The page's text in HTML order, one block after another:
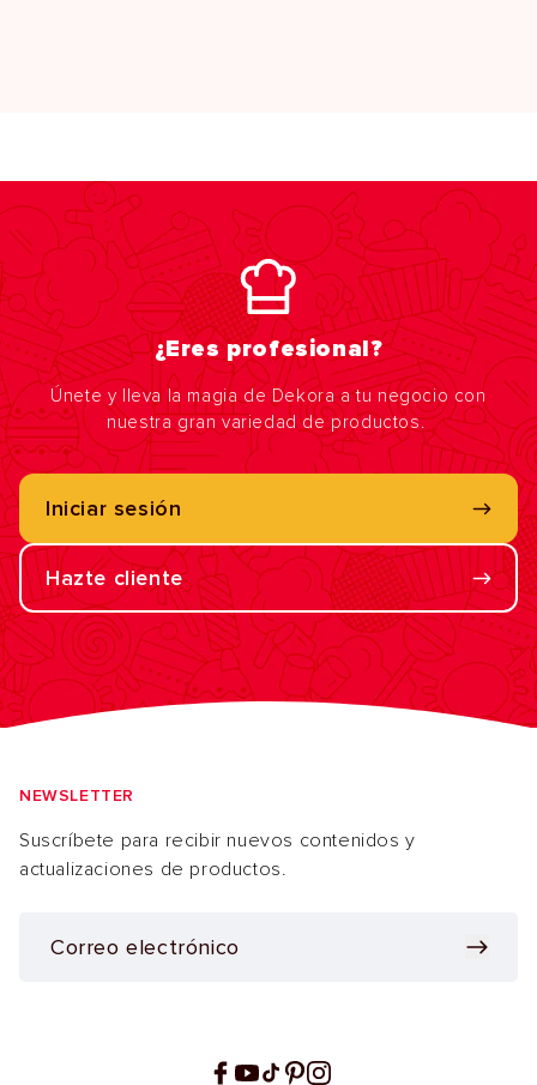
¿Eres profesional?
Únete y lleva la magia de Dekora a tu negocio con
nuestra gran variedad de productos.
Iniciar sesión
Hazte cliente
NEWSLETTER
Suscríbete para recibir nuevos contenidos y
actualizaciones de productos.